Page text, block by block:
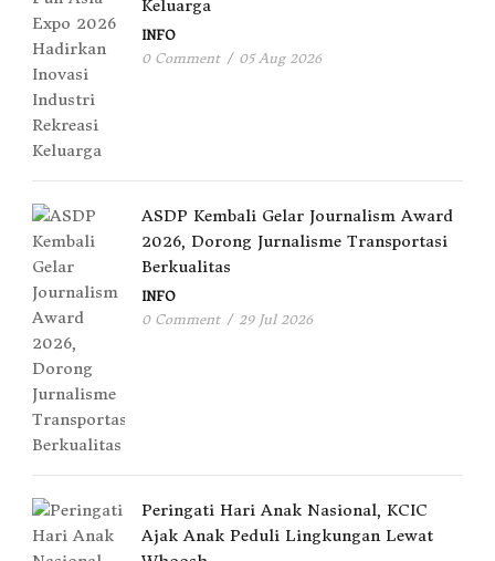
Keluarga
INFO
0 Comment / 05 Aug 2026
ASDP Kembali Gelar Journalism Award
2026, Dorong Jurnalisme Transportasi
Berkualitas
INFO
0 Comment / 29 Jul 2026
Peringati Hari Anak Nasional, KCIC
Ajak Anak Peduli Lingkungan Lewat